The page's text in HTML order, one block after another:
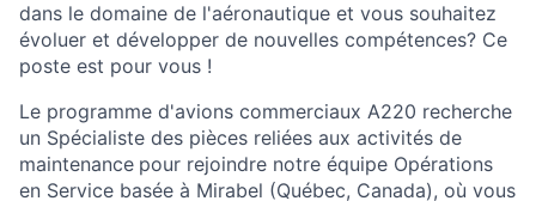
dans le domaine de l'aéronautique et vous souhaitez
évoluer et développer de nouvelles compétences? Ce
poste est pour vous !
Le programme d'avions commerciaux A220 recherche
un Spécialiste des pièces reliées aux activités de
maintenance pour rejoindre notre équipe Opérations
en Service basée à Mirabel (Québec, Canada), où vous